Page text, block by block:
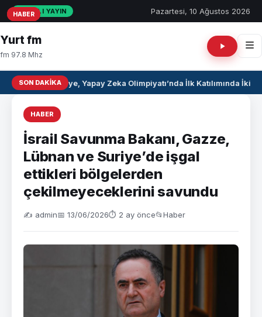
CANLI YAYIN Pazartesi, 10 Ağustos 2026
Yurt fm
fm 97.8 Mhz
SON DAKIKASuriye, Yapay Zeka Olimpiyatı’nda İlk Katılımında İki
HABER
İsrail Savunma Bakanı, Gazze,
Lübnan ve Suriye’de işgal
ettikleri bölgelerden
çekilmeyeceklerini savundu
✍️ admin📅 13/06/2026⏱ 2 ay önce📂Haber
HABER
HABER
HABER